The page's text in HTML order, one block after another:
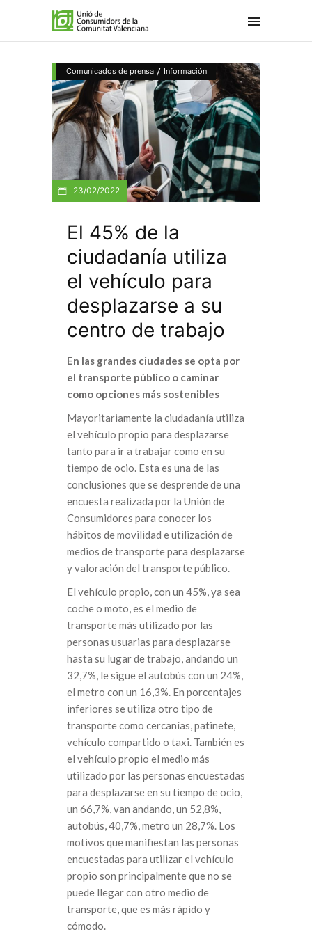
Comunicados de prensa / Información
23/02/2022
El 45% de la
ciudadanía utiliza
el vehículo para
desplazarse a su
centro de trabajo
En las grandes ciudades se opta por
el transporte público o caminar
como opciones más sostenibles
Mayoritariamente la ciudadanía utiliza
el vehículo propio para desplazarse
tanto para ir a trabajar como en su
tiempo de ocio. Esta es una de las
conclusiones que se desprende de una
encuesta realizada por la Unión de
Consumidores para conocer los
hábitos de movilidad e utilización de
medios de transporte para desplazarse
y valoración del transporte público.
El vehículo propio, con un 45%, ya sea
coche o moto, es el medio de
transporte más utilizado por las
personas usuarias para desplazarse
hasta su lugar de trabajo, andando un
32,7%, le sigue el autobús con un 24%,
el metro con un 16,3%. En porcentajes
inferiores se utiliza otro tipo de
transporte como cercanías, patinete,
vehículo compartido o taxi. También es
el vehículo propio el medio más
utilizado por las personas encuestadas
para desplazarse en su tiempo de ocio,
un 66,7%, van andando, un 52,8%,
autobús, 40,7%, metro un 28,7%. Los
motivos que manifiestan las personas
encuestadas para utilizar el vehículo
propio son principalmente que no se
puede llegar con otro medio de
transporte, que es más rápido y
cómodo.